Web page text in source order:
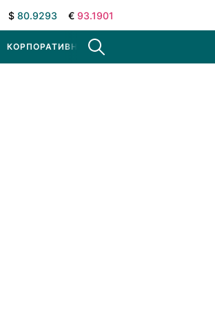
$ 80.9293 € 93.1901
КОРПОРАТИВНЫЕ НОВОСТИ